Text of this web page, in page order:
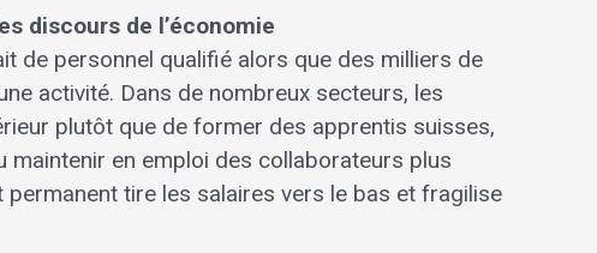
discours de l’économie
de personnel qualifié alors que des milliers de
activité. Dans de nombreux secteurs, les
plutôt que de former des apprentis suisses,
en emploi des collaborateurs plus
tire les salaires vers le bas et fragilise